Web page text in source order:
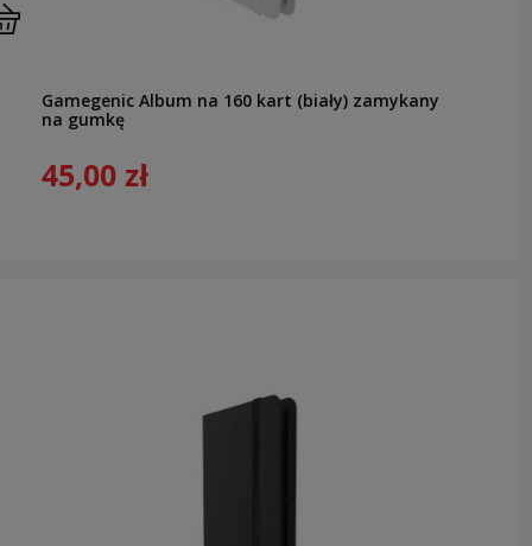
Gamegenic Album na 160 kart (biały) zamykany
na gumkę
45,00 zł